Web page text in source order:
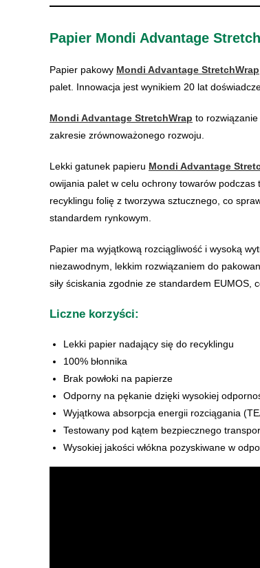
Papier Mondi Advantage
Papier pakowy Mondi Advantage StretchWrap
palet. Innowacja jest wynikiem 20 lat
Mondi Advantage StretchWrap to
zakresie zrównoważonego rozwoju.
Lekki gatunek papieru Mondi Advantage
owijania palet w celu ochrony towarów
recyklingu folię z tworzywa sztucznego, co
standardem rynkowym.
Papier ma wyjątkową rozciągliwość i wysoką
niezawodnym, lekkim rozwiązaniem do
siły ściskania zgodnie ze standardem
Liczne korzyści:
Lekki papier nadający się do recyklingu
100% błonnika
Brak powłoki na papierze
Odporny na pękanie dzięki wysokiej
Wyjątkowa absorpcja energii rozciągania
Testowany pod kątem bezpiecznego
Wysokiej jakości włókna pozyskiwane w